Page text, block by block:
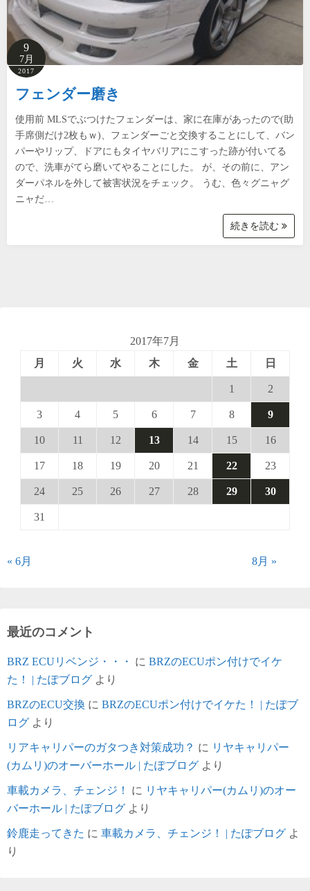
9
7月
2017
フェンダー磨き
使用前 MLSでぶつけたフェンダーは、家に在庫があったので(助
手席側だけ2枚もｗ)、フェンダーごと交換することにして、バン
パーやリップ、ドアにもタイヤバリアにこすった跡が付いてる
ので、洗車がてら磨いてやることにした。 が、その前に、アン
ダーパネルを外して被害状況をチェック。 うむ、色々グニャグ
ニャだ…
続きを読む
2017年7月
月
火 水 木 金 土 日
1 2
3 4 5 6 7 8 9
10 11 12 13 14 15 16
17 18 19 20 21 22 23
24 25 26 27 28 29 30
31
« 6月 8月 »
最近のコメント
BRZ ECUリベンジ・・・ に BRZのECUポン付けでイケ
た！ | たぽブログ より
BRZのECU交換 に BRZのECUポン付けでイケた！ | たぽブ
ログ より
リアキャリパーのガタつき対策成功？ に リヤキャリパー
(カムリ)のオーバーホール | たぽブログ より
車載カメラ、チェンジ！ に リヤキャリパー(カムリ)のオー
バーホール | たぽブログ より
鈴鹿走ってきた に 車載カメラ、チェンジ！ | たぽブログ よ
り